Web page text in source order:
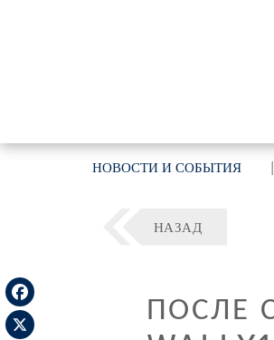
НОВОСТИ И СОБЫТИЯ
Facebook
НАЗАД
ПОСЛЕ